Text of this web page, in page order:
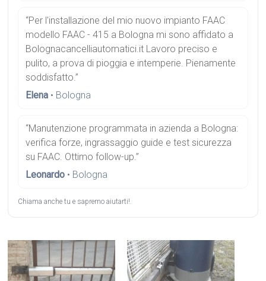
“Per l'installazione del mio nuovo impianto FAAC
modello FAAC - 415 a Bologna mi sono affidato a
Bolognacancelliautomatici.it Lavoro preciso e
pulito, a prova di pioggia e intemperie. Pienamente
soddisfatto.”
Elena • Bologna
“Manutenzione programmata in azienda a Bologna:
verifica forze, ingrassaggio guide e test sicurezza
su FAAC. Ottimo follow-up.”
Leonardo • Bologna
Chiama anche tu e sapremo aiutarti!.